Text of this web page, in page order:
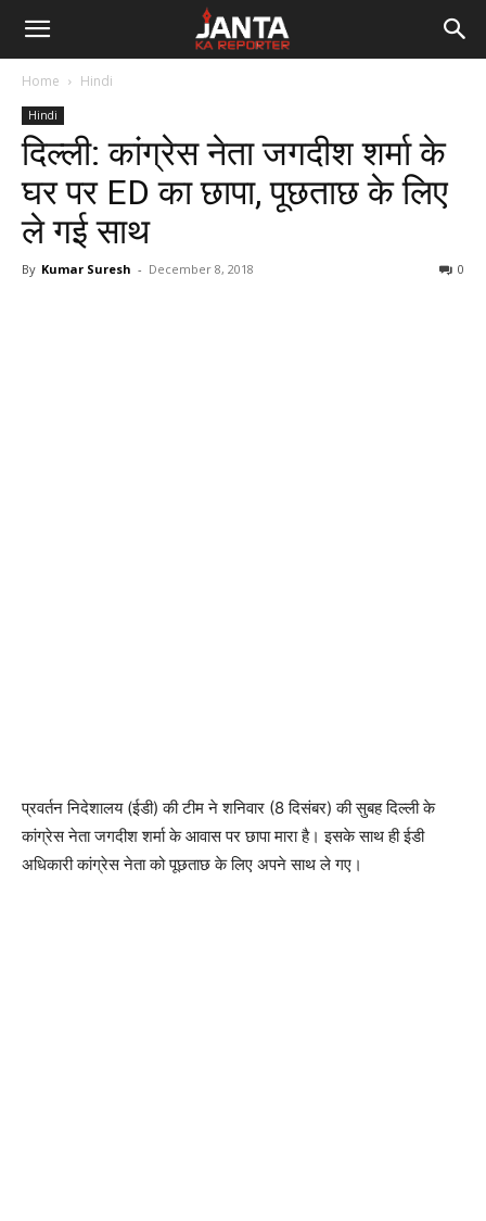
Janta
Reporter
Home Hindi
Hindi
दिल्ली: कांग्रेस नेता जगदीश शर्मा के
घर पर ED का छापा, पूछताछ के लिए
ले गई साथ
By Kumar Suresh - December 8, 2018 0
प्रवर्तन निदेशालय (ईडी) की टीम ने शनिवार (8 दिसंबर) की सुबह दिल्ली के
कांग्रेस नेता जगदीश शर्मा के आवास पर छापा मारा है। इसके साथ ही ईडी
अधिकारी कांग्रेस नेता को पूछताछ के लिए अपने साथ ले गए।